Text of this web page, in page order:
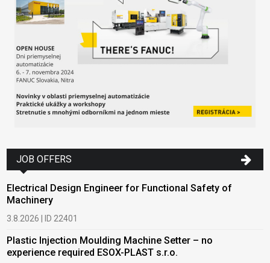
JOB OFFERS
Electrical Design Engineer for Functional Safety of
Machinery
3.8.2026 | ID 22401
Plastic Injection Moulding Machine Setter – no
experience required ESOX-PLAST s.r.o.